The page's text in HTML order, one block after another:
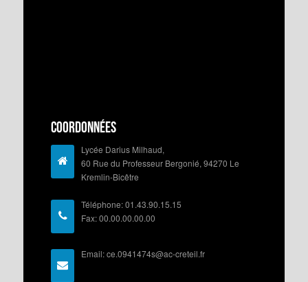
Coordonnées
Lycée Darius Milhaud,
60 Rue du Professeur Bergonié, 94270 Le
Kremlin-Bicêtre
Téléphone: 01.43.90.15.15
Fax: 00.00.00.00.00
Email: ce.0941474s@ac-creteil.fr